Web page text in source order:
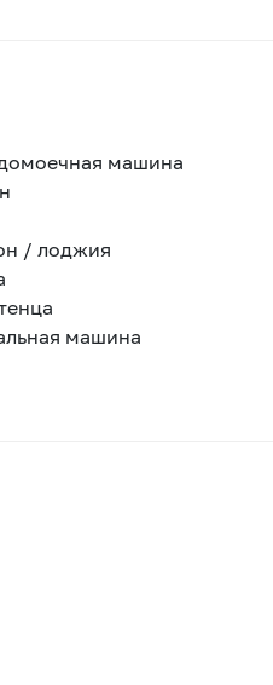
машина
/ лоджия
машина